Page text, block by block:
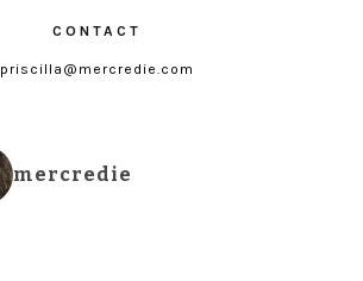
CONTACT
priscilla@mercredie.com
mercredie